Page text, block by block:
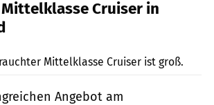
Cruiser in
Mittelklasse Cruiser ist groß.
Angebot am